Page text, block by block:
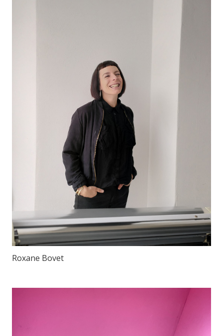
Roxane Bovet